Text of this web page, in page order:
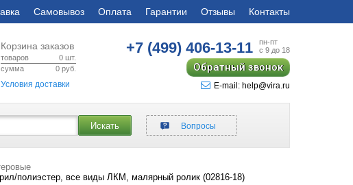
Самовывоз Оплата Гарантии Отзывы Контакты
Корзина заказов
товаров 0 шт.
сумма
0 руб.
Условия доставки
+7 (499)406-13-11
пн-пт
с 9 до 18
Обратный звонок
E-mail: help@vira.ru
Искать Вопросы
полиэстер, все виды ЛКМ, малярный ролик (02816-18)